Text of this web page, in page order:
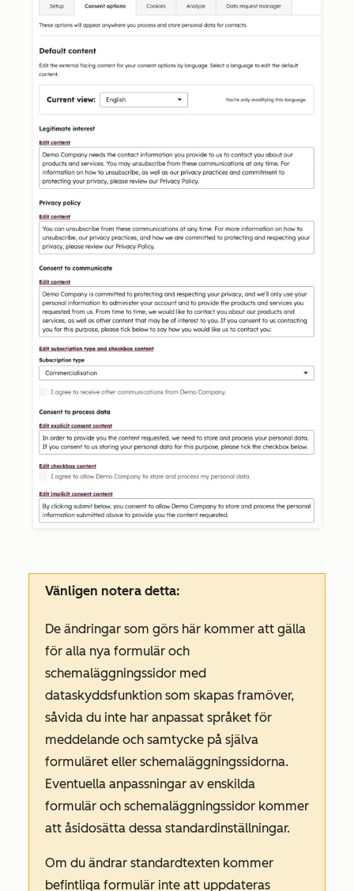
Vänligen notera detta:
De ändringar som görs här kommer att gälla
för alla nya formulär och
schemaläggningssidor med
dataskyddsfunktion som skapas framöver,
såvida du inte har anpassat språket för
meddelande och samtycke på själva
formuläret eller schemaläggningssidorna.
Eventuella anpassningar av enskilda
formulär och schemaläggningssidor kommer
att åsidosätta dessa standardinställningar.
Om du ändrar standardtexten kommer
befintliga formulär inte att uppdateras